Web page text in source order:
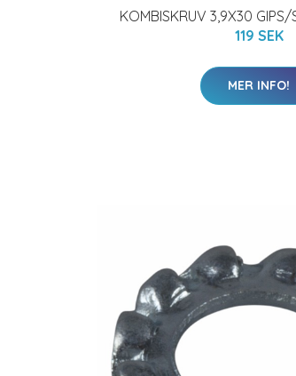
KOMBISKRUV 3,9X30
119 SEK
MER INFO!